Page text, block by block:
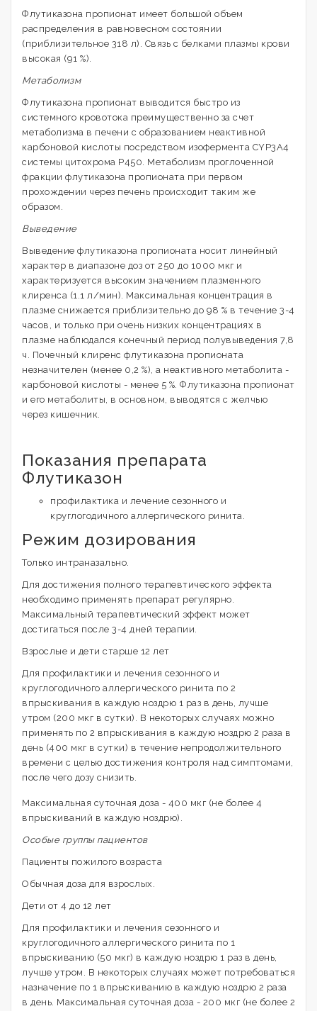
Флутиказона пропионат имеет большой объем
распределения в равновесном состоянии
(приблизительное 318 л). Связь с белками плазмы крови
высокая (91 %).
Метаболизм
Флутиказона пропионат выводится быстро из
системного кровотока преимущественно за счет
метаболизма в печени с образованием неактивной
карбоновой кислоты посредством изофермента CYP3A4
системы цитохрома Р450. Метаболизм проглоченной
фракции флутиказона пропионата при первом
прохождении через печень происходит таким же
образом.
Выведение
Выведение флутиказона пропионата носит линейный
характер в диапазоне доз от 250 до 1000 мкг и
характеризуется высоким значением плазменного
клиренса (1.1 л/мин). Максимальная концентрация в
плазме снижается приблизительно до 98 % в течение 3-4
часов, и только при очень низких концентрациях в
плазме наблюдался конечный период полувыведения 7,8
ч. Почечный клиренс флутиказона пропионата
незначителен (менее 0,2 %), а неактивного метаболита -
карбоновой кислоты - менее 5 %. Флутиказона пропионат
и его метаболиты, в основном, выводятся с желчью
через кишечник.
Показания препарата
Флутиказон
профилактика и лечение сезонного и
круглогодичного аллергического ринита.
Режим дозирования
Только интраназально.
Для достижения полного терапевтического эффекта
необходимо применять препарат регулярно.
Максимальный терапевтический эффект может
достигаться после 3-4 дней терапии.
Взрослые и дети старше 12 лет
Для профилактики и лечения сезонного и
круглогодичного аллергического ринита по 2
впрыскивания в каждую ноздрю 1 раз в день, лучше
утром (200 мкг в сутки). В некоторых случаях можно
применять по 2 впрыскивания в каждую ноздрю 2 раза в
день (400 мкг в сутки) в течение непродолжительного
времени с целью достижения контроля над симптомами,
после чего дозу снизить.
Максимальная суточная доза - 400 мкг (не более 4
впрыскиваний в каждую ноздрю).
Особые группы пациентов
Пациенты пожилого возраста
Обычная доза для взрослых.
Дети от 4 до 12 лет
Для профилактики и лечения сезонного и
круглогодичного аллергического ринита по 1
впрыскиванию (50 мкг) в каждую ноздрю 1 раз в день,
лучше утром. В некоторых случаях может потребоваться
назначение по 1 впрыскиванию в каждую ноздрю 2 раза
в день. Максимальная суточная доза - 200 мкг (не более 2